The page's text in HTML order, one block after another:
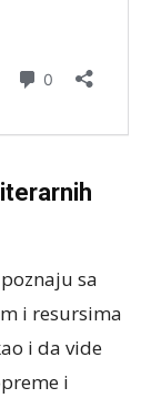
sa
i resursima
i da vide
i